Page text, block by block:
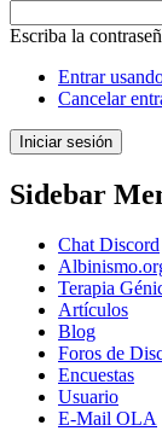
Escriba la
Entrar
Cancelar
Sidebar
Chat Discord
Terapia
Artículos
Blog
Foros de
Encuestas
Usuario
E-Mail OLA